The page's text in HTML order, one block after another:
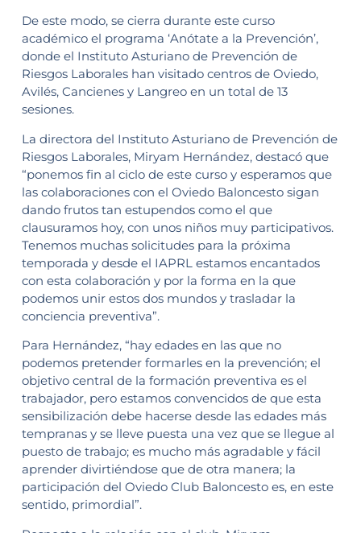
De este modo, se cierra durante este curso
académico el programa ‘Anótate a la Prevención’,
donde el Instituto Asturiano de Prevención de
Riesgos Laborales han visitado centros de Oviedo,
Avilés, Cancienes y Langreo en un total de 13
sesiones.
La directora del Instituto Asturiano de Prevención de
Riesgos Laborales, Miryam Hernández, destacó que
“ponemos fin al ciclo de este curso y esperamos que
las colaboraciones con el Oviedo Baloncesto sigan
dando frutos tan estupendos como el que
clausuramos hoy, con unos niños muy participativos.
Tenemos muchas solicitudes para la próxima
temporada y desde el IAPRL estamos encantados
con esta colaboración y por la forma en la que
podemos unir estos dos mundos y trasladar la
conciencia preventiva”.
Para Hernández, “hay edades en las que no
podemos pretender formarles en la prevención; el
objetivo central de la formación preventiva es el
trabajador, pero estamos convencidos de que esta
sensibilización debe hacerse desde las edades más
tempranas y se lleve puesta una vez que se llegue al
puesto de trabajo; es mucho más agradable y fácil
aprender divirtiéndose que de otra manera; la
participación del Oviedo Club Baloncesto es, en este
sentido, primordial”.